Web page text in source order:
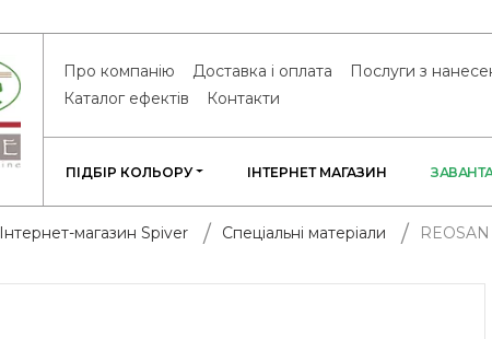
Про компанію Доставка і оплата Послуги з
Каталог ефектів
Контакти
ПІДБІР КОЛЬОРУ ІНТЕРНЕТ МАГАЗИН
Інтернет-магазин Spiver Спеціальні матеріали